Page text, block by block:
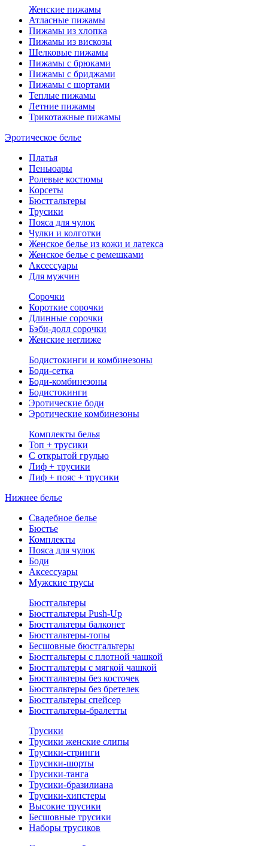
Женские пижамы
Атласные пижамы
Пижамы из хлопка
Пижамы из вискозы
Шелковые пижамы
Пижамы с брюками
Пижамы с бриджами
Пижамы с шортами
Теплые пижамы
Летние пижамы
Трикотажные пижамы
Эротическое белье
Платья
Пеньюары
Ролевые костюмы
Корсеты
Бюстгальтеры
Трусики
Пояса для чулок
Чулки и колготки
Женское белье из кожи и латекса
Женское белье с ремешками
Аксессуары
Для мужчин
Сорочки
Короткие сорочки
Длинные сорочки
Бэби-долл сорочки
Женские неглиже
Бодистокинги и комбинезоны
Боди-сетка
Боди-комбинезоны
Бодистокинги
Эротические боди
Эротические комбинезоны
Комплекты белья
Топ + трусики
С открытой грудью
Лиф + трусики
Лиф + пояс + трусики
Нижнее белье
Свадебное белье
Бюстье
Комплекты
Пояса для чулок
Боди
Аксессуары
Мужские трусы
Бюстгальтеры
Бюстгальтеры Push-Up
Бюстгальтеры балконет
Бюстгальтеры-топы
Бесшовные бюстгальтеры
Бюстгальтеры с плотной чашкой
Бюстгальтеры с мягкой чашкой
Бюстгальтеры без косточек
Бюстгальтеры без бретелек
Бюстгальтеры спейсер
Бюстгальтеры-бралетты
Трусики
Трусики женские слипы
Трусики-стринги
Трусики-шорты
Трусики-танга
Трусики-бразилиана
Трусики-хипстеры
Высокие трусики
Бесшовные трусики
Наборы трусиков